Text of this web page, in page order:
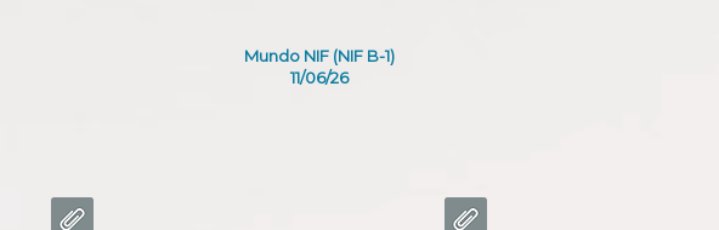
Mundo NIF (NIF B-1)
11/06/26